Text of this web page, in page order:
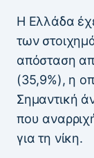
Η Ελλάδα
των
απόσταση
(35,9%), η
Σημαντική
που
για τη νίκη.